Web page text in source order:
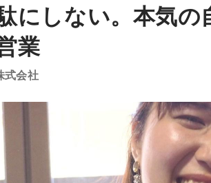
にしない。本気の
業
式会社